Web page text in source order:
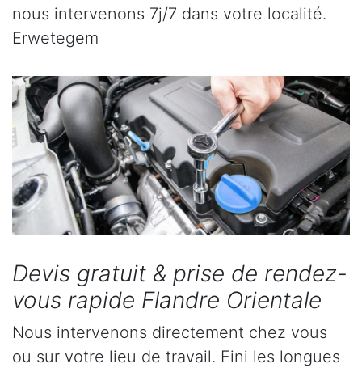
nous intervenons 7j/7 dans votre localité.
Erwetegem
Devis gratuit & prise de rendez-
vous rapide Flandre Orientale
Nous intervenons directement chez vous
ou sur votre lieu de travail. Fini les longues